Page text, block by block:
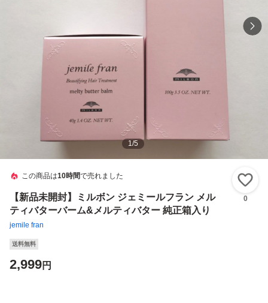
1/5
この商品は10時間で売れました
【新品未開封】ミルボン ジェミールフラン メル
ティバターバーム&メルティバター 純正箱入り
jemile fran
0
送料無料
2,999円